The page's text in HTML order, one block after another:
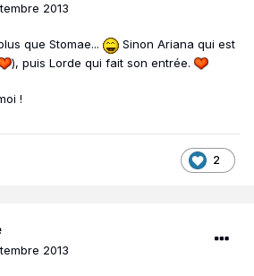
2013
que Stomae...
Sinon Ariana qui est
), puis Lorde qui fait son entrée.
!
2
2013